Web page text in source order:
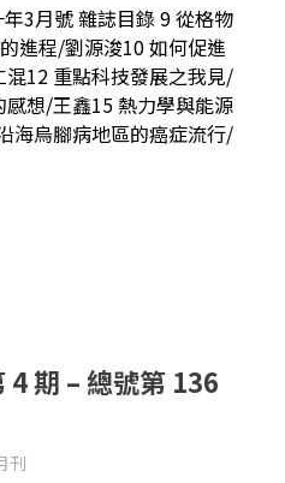
3月號 雜誌目錄 9 從格物
進程/劉源浚10 如何促進
12 重點科技發展之我見/
想/王鑫15 熱力學與能源
海烏腳病地區的癌症流行/
期 – 總號第 136
刊